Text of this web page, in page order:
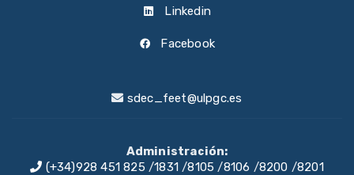
Linkedin
Facebook
sdec_feet@ulpgc.es
Administración:
(+34)928 451 825 /1831/8105 /8106 /8200 /8201